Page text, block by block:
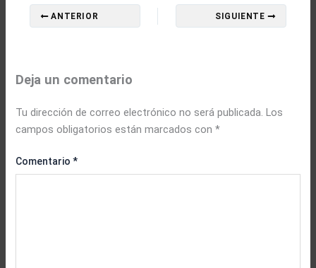
ANTERIOR SIGUIENTE
Deja un comentario
Tu dirección de correo electrónico no será publicada. Los
campos obligatorios están marcados con*
Comentario*